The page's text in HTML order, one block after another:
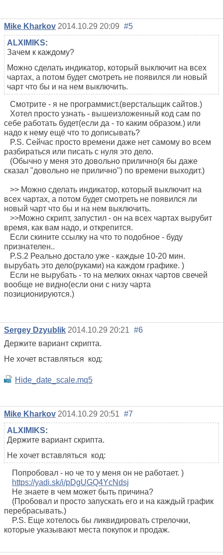
Mike Kharkov 2014.10.29 20:09 #5
ALXIMIKS:
Зачем к каждому?
Можно сделать индикатор, который выключит на всех
чартах, а потом будет смотреть не появился ли новый
чарт что бы и на нем выключить.
Смотрите - я не программист.(верстальщик сайтов.)
Хотел просто узнать - вышеизложенный код сам по
себе работать будет(если да - то каким образом.) или
надо к нему ещё что то дописывать?
P.S. Сейчас просто времени даже нет самому во всем
разбираться или писать с нуля это дело.
(Обычно у меня это довольно прилично(я бы даже
сказал "довольно не прилично") по времени выходит.)
>> Можно сделать индикатор, который выключит на
всех чартах, а потом будет смотреть не появился ли
новый чарт что бы и на нем выключить.
>>Можно скрипт, запустил - он на всех чартах вырубит
время, как вам надо, и открепится.
Если скините ссылку на что то подобное - буду
признателен..
P.S.2 Реально достало уже - каждые 10-20 мин.
вырубать это дело(руками) на каждом графике. )
Если не вырубать - то на мелких окнах чартов свечей
вообще не видно(если они с низу чарта
позиционируются.)
Sergey Dzyublik 2014.10.29 20:21 #6
Держите вариант скрипта.
Не хочет вставляться код:
Hide_date_scale.mq5
Mike Kharkov 2014.10.29 20:51 #7
ALXIMIKS:
Держите вариант скрипта.
Не хочет вставляться код:
Попробовал - но че то у меня он не работает. )
https://yadi.sk/i/pDgUGQ4YcNdsj
Не знаете в чем может быть причина?
(Пробовал и просто запускать его и на каждый график
перебрасывать.)
P.S. Еще хотелось бы ликвидировать стрелочки,
которые указывают места покупок и продаж.